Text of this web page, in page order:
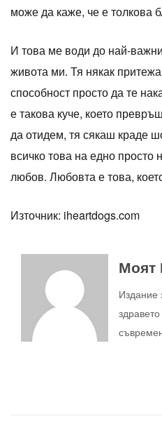
може да каже, че е толкова
И това ме води до най-
живота ми. Тя някак
способност просто да те
е такова куче, което
да отидем, тя сякаш краде
всичко това на едно просто
любов. Любовта е това,
Източник: iheartdogs.com
Моят
Издание